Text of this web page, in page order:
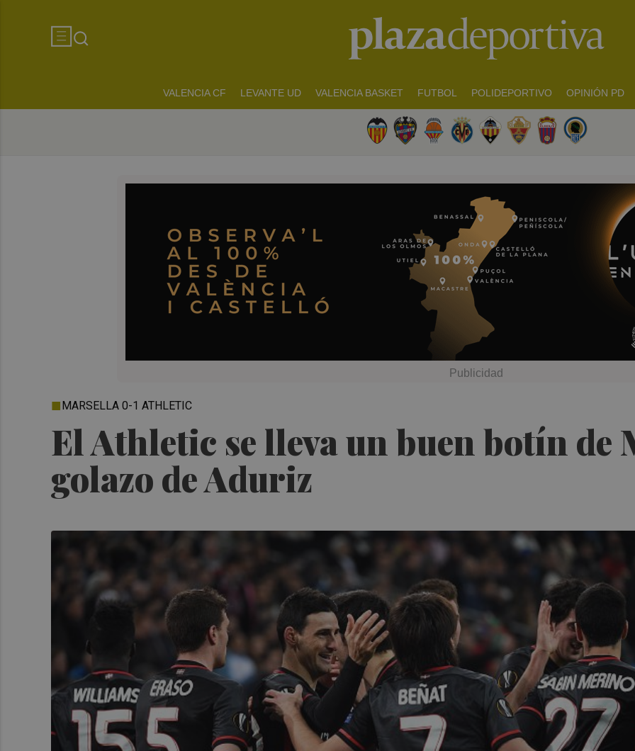
VALENCIA CF LEVANTE UD VALENCIA BASKET FUTBOL POLIDEPORTIVO OPINIÓN PD
El Athletic se lleva un buen botín de
golazo de Aduriz
MARSELLA 0-1 ATHLETIC